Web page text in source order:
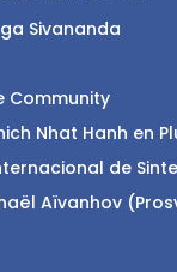
Sivananda
Community
Nhat Hanh en
de
Aïvanhov